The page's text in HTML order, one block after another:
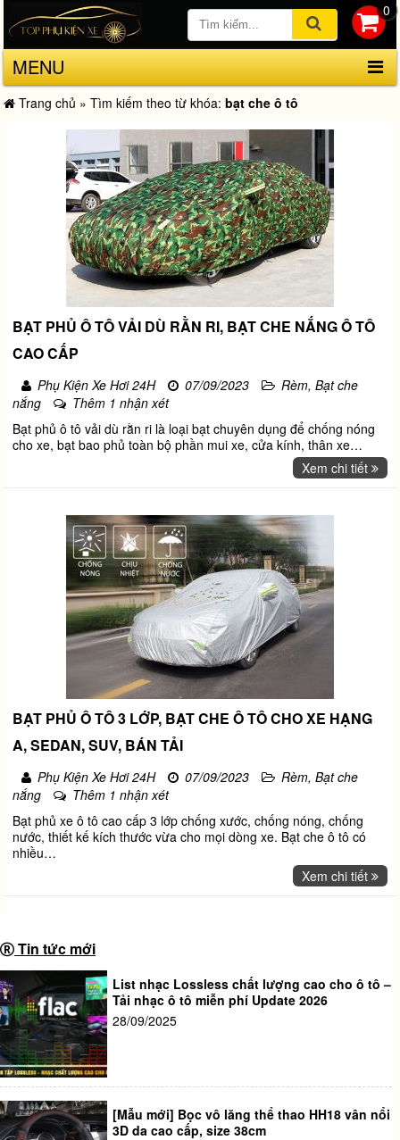
0
MENU
Trang chủ » Tìm kiếm theo từ khóa:bạt che ô tô
BẠT PHỦ Ô TÔ VẢI DÙ RẰN RI, BẠT CHE NẮNG Ô TÔ
CAO CẤP
Phụ Kiện Xe Hơi 24H 07/09/2023
Rèm, Bạt che
nắng
Thêm 1 nhận xét
Bạt phủ ô tô vải dù rằn ri là loại bạt chuyên dụng để chống nóng
cho xe, bạt bao phủ toàn bộ phần mui xe, cửa kính, thân xe…
Xem chi tiết
BẠT PHỦ Ô TÔ 3 LỚP, BẠT CHE Ô TÔ CHO XE HẠNG
A, SEDAN, SUV, BÁN TẢI
Phụ Kiện Xe Hơi 24H 07/09/2023
Rèm, Bạt che
nắng
Thêm 1 nhận xét
Bạt phủ xe ô tô cao cấp 3 lớp chống xước, chống nóng, chống
nước, thiết kế kích thước vừa cho mọi dòng xe. Bạt che ô tô có
nhiều…
Xem chi tiết
Tin tức mới
List nhạc Lossless chất lượng cao cho ô tô –
Tải nhạc ô tô miễn phí Update 2026
28/09/2025
[Mẫu mới] Bọc vô lăng thể thao HH18 vân nổi
3D da cao cấp, size 38cm